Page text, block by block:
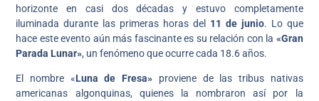
horizonte en casi dos décadas y estuvo completamente
iluminada durante las primeras horas del 11 de junio. Lo que
hace este evento aún más fascinante es su relación con la «Gran
Parada Lunar», un fenómeno que ocurre cada 18.6 años.
El nombre «Luna de Fresa» proviene de las tribus nativas
americanas algonquinas, quienes la nombraron así por la